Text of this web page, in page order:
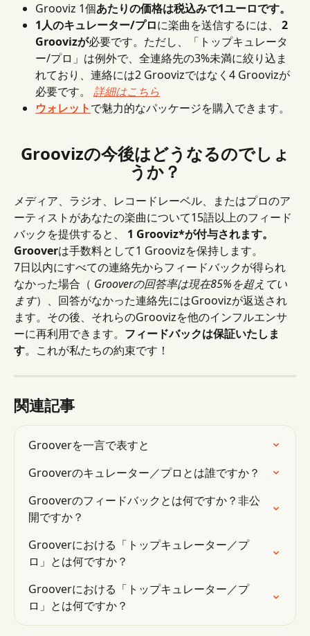
Grooviz 1個あたりの価格は税込みで1ユーロです。
1人のキュレーター/プロに楽曲を送信するには、 2
Groovizが必要です。ただし、「トップキュレータ
ー/プロ」は例外で、全連絡先の3%未満に絞り込ま
れており、連絡には2 Groovizではなく4 Groovizが
必要です。 詳細はこちら
ウォレットで魅力的なパッケージを購入できます。
Groovizの今後はどうなるのでしょ
うか？
メディア、ラジオ、レコードレーベル、またはプロのア
ーティストがあなたの楽曲について15語以上のフィード
バックを提供すると、 1 Grooviz*が付与されます。
Grooverは手数料として1 Groovizを保持します。
7日以内にすべての連絡先からフィードバックが得られ
なかった場合（ Grooverの回答率は現在85%を超えてい
ます）、回答がなかった連絡先にはGroovizが返送され
ます。その後、それらのGroovizを他のインフルエンサ
ーに再利用できます。 フィードバックは保証いたしま
す。これが私たちの約束です！
関連記事
Grooverを一言で表すと
Grooverのキュレーター／プロとは誰ですか？
Grooverのフィードバックとは何ですか？非公
開ですか？
Grooverにおける「トップキュレーター／プ
ロ」とは何ですか？
Grooverにおける「トップキュレーター／プ
ロ」とは何ですか？